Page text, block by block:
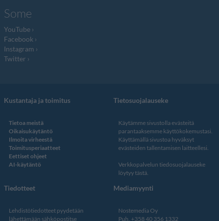
Some
YouTube
Facebook
Instagram
Twitter
Kustantaja ja toimitus
Tietoa meistä
Oikaisukäytäntö
Ilmoita virheestä
Toimitusperiaatteet
Eettiset ohjeet
AI-käytäntö
Tietosuojalauseke
Käytämme sivustolla evästeitä
parantaaksemme käyttökokemustasi.
Käyttämällä sivustoa hyväksyt
evästeiden tallentamisen laitteellesi.
Verkkopalvelun tiedosuojalauseke
löytyy tästä.
Tiedotteet
Lehdistötiedotteet pyydetään
lähettämään sähköpostitse
Mediamyynti
Nostemedia Oy
Puh. +358 40 356 1332